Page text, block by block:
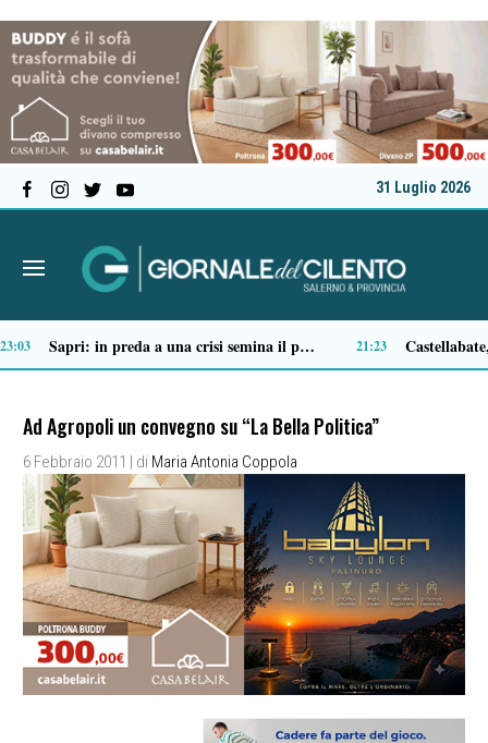
31 Luglio 2026
Ascea, nuova giunta per Sansone: Filippo Dragone vicesindaco, Egidio Criscuolo assessore ai Lavori Pubblici 14:51 Tortorella celebra la Fiera di San Basilio: tra antichi mestieri, bestiame e la musica della Bandabardò 14:49
Ad Agropoli un convegno su “La Bella Politica”
6 Febbraio 2011 | di Maria Antonia Coppola